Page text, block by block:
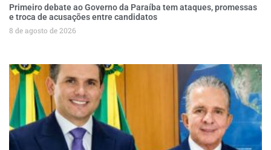
Primeiro debate ao Governo da Paraíba tem ataques, promessas
e troca de acusações entre candidatos
8 de agosto de 2026